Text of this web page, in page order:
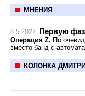
МНЕНИЯ
8.5.2022 Первую
Операция Z. По
вместо банд с
КОЛОНКА